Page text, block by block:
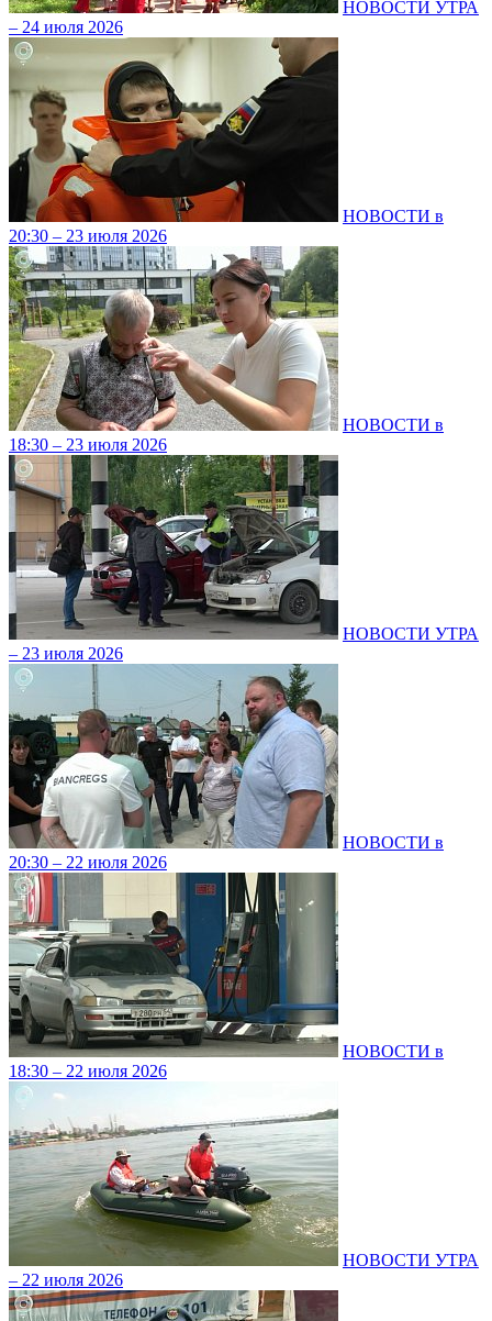
НОВОСТИ УТРА
– 24 июля 2026
НОВОСТИ в
20:30 – 23 июля 2026
НОВОСТИ в
18:30 – 23 июля 2026
НОВОСТИ УТРА
– 23 июля 2026
НОВОСТИ в
20:30 – 22 июля 2026
НОВОСТИ в
18:30 – 22 июля 2026
НОВОСТИ УТРА
– 22 июля 2026